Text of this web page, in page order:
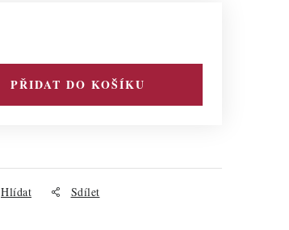
PŘIDAT DO KOŠÍKU
Hlídat Sdílet